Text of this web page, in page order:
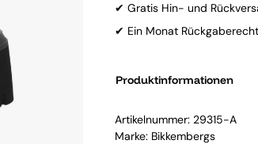
✔ Gratis Hin- und
✔ Ein Monat Rückgaberecht
Produktinformationen
Artikelnummer: 29315-A
Marke: Bikkembergs